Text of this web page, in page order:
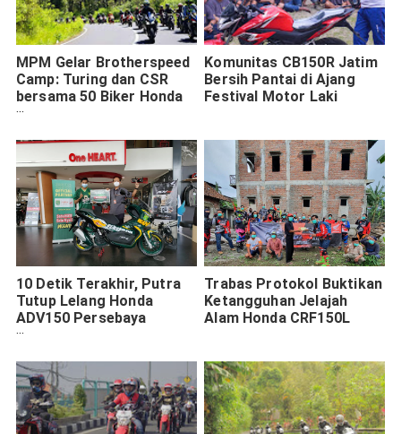
MPM Gelar Brotherspeed
Camp: Turing dan CSR
bersama 50 Biker Honda
CBR250RR
Komunitas CB150R Jatim
Bersih Pantai di Ajang
Festival Motor Laki
10 Detik Terakhir, Putra
Tutup Lelang Honda
ADV150 Persebaya
Sebesar Rp40 Juta
Trabas Protokol Buktikan
Ketangguhan Jelajah
Alam Honda CRF150L